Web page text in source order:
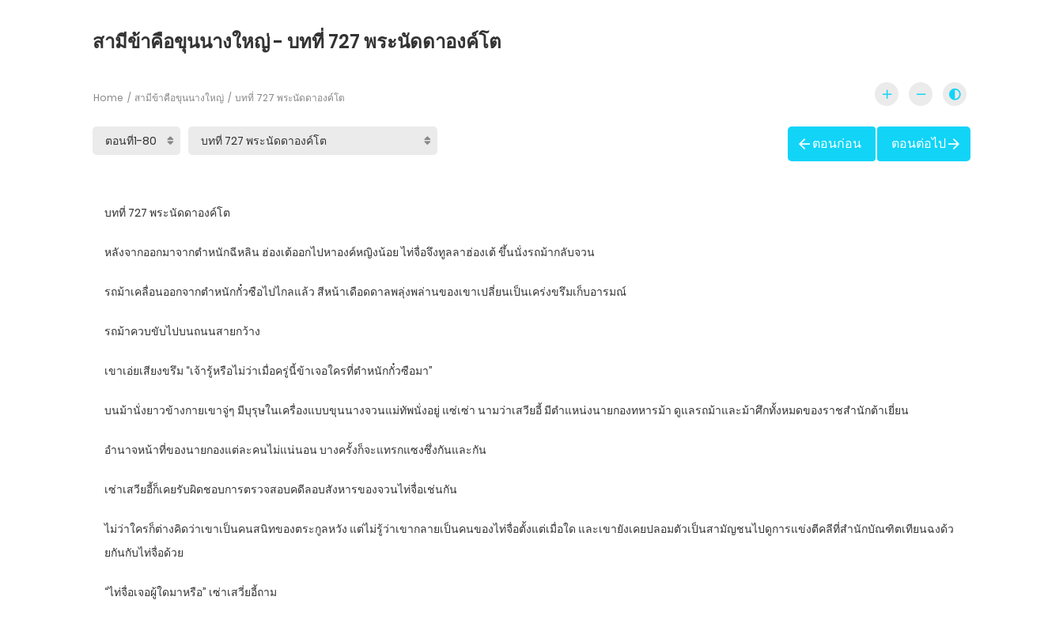
สามีข้าคือขุนนางใหญ่ - บทที่ 727 พระนัดดาองค์โต
Home สามีข้าคือขุนนางใหญ่ บทที่ 727 พระนัดดาองค์โต
ตอนก่อน ตอนต่อไป
บทที่ 727 พระนัดดาองค์โต
หลังจากออกมาจากตำหนักฉีหลิน ฮ่องเต้ออกไปหาองค์หญิงน้อย ไท่จื่อจึงทูลลาฮ่องเต้ ขึ้นนั่งรถม้ากลับจวน
รถม้าเคลื่อนออกจากตำหนักกั๋วซือไปไกลแล้ว สีหน้าเดือดดาลพลุ่งพล่านของเขาเปลี่ยนเป็นเคร่งขรึมเก็บอารมณ์
รถม้าควบขับไปบนถนนสายกว้าง
เขาเอ่ยเสียงขรึม “เจ้ารู้หรือไม่ว่าเมื่อครู่นี้ข้าเจอใครที่ตำหนักกั๋วซือมา”
บนม้านั่งยาวข้างกายเขาจู่ๆ มีบุรุษในเครื่องแบบขุนนางจวนแม่ทัพนั่งอยู่ แซ่เซ่า นามว่าเสวียอี้ มีตำแหน่งนายกองทหารม้า ดูแลรถม้าและม้าศึกทั้งหมดของราชสำนักต้าเยี่ยน
อำนาจหน้าที่ของนายกองแต่ละคนไม่แน่นอน บางครั้งก็จะแทรกแซงซึ่งกันและกัน
เซ่าเสวียอี้ก็เคยรับผิดชอบการตรวจสอบคดีลอบสังหารของจวนไท่จื่อเช่นกัน
ไม่ว่าใครก็ต่างคิดว่าเขาเป็นคนสนิทของตระกูลหวัง แต่ไม่รู้ว่าเขากลายเป็นคนของไท่จื่อตั้งแต่เมื่อใด และเขายังเคยปลอมตัวเป็นสามัญชนไปดูการแข่งตีคลีที่สำนักบัณฑิตเทียนฉงด้ว
ยกันกับไท่จื่อด้วย
“ไท่จื่อเจอผู้ใดมาหรือ” เซ่าเสวี่ยอี้ถาม